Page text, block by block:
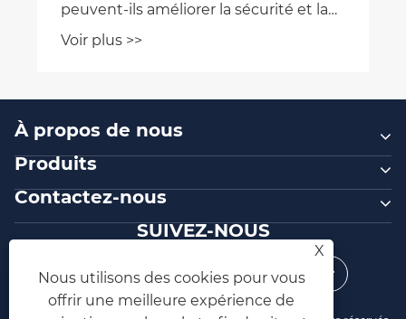
peuvent-ils améliorer la sécurité et la
conception des bâtiments ?
Voir plus >>
À propos de nous
Produits
Contactez-nous
SUIVEZ-NOUS
X
Nous utilisons des cookies pour vous
offrir une meilleure expérience de